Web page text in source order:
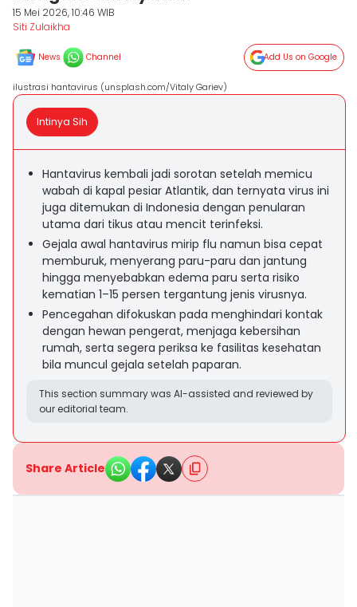
15 Mei 2026, 10:46 WIB
Siti Zulaikha
News Channel Add Us on Google
ilustrasi hantavirus (unsplash.com/Vitaly Gariev)
Intinya Sih
Hantavirus kembali jadi sorotan setelah memicu
wabah di kapal pesiar Atlantik, dan ternyata virus ini
juga ditemukan di Indonesia dengan penularan
utama dari tikus atau mencit terinfeksi.
Gejala awal hantavirus mirip flu namun bisa cepat
memburuk, menyerang paru-paru dan jantung
hingga menyebabkan edema paru serta risiko
kematian 1–15 persen tergantung jenis virusnya.
Pencegahan difokuskan pada menghindari kontak
dengan hewan pengerat, menjaga kebersihan
rumah, serta segera periksa ke fasilitas kesehatan
bila muncul gejala setelah paparan.
This section summary was AI-assisted and reviewed by
our editorial team.
Share Article